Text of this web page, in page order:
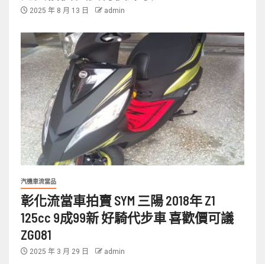
2025 年 8 月 13 日 admin
汽機車流當品
彰化流當車拍賣 SYM 三陽 2018年 Z1
125cc 9成99新 好騎代步車 喜歡價可議
ZG081
2025 年 3 月 29 日 admin